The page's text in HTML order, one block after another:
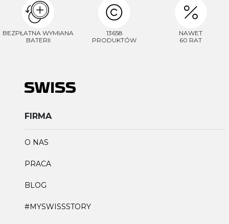
BEZPŁATNA WYMIANA
BATERII
13658
PRODUKTÓW
NAWET
60 RAT
FIRMA
O NAS
PRACA
BLOG
#MYSWISSSTORY